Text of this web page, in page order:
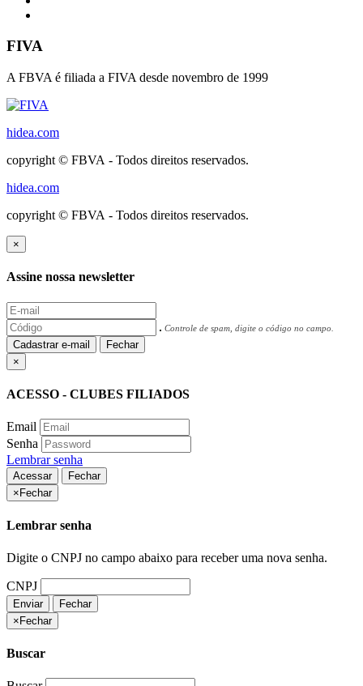
FIVA
A FBVA é filiada a FIVA desde novembro de 1999
hidea.com
copyright © FBVA - Todos direitos reservados.
hidea.com
copyright © FBVA - Todos direitos reservados.
×
Assine nossa newsletter
Controle de spam, digite o código no campo.
Cadastrar e-mail
Fechar
×
ACESSO - CLUBES FILIADOS
Email
Senha
Lembrar senha
Acessar
Fechar
× Fechar
Lembrar senha
Digite o CNPJ no campo abaixo para receber uma nova senha.
CNPJ
Enviar
Fechar
×Fechar
Buscar